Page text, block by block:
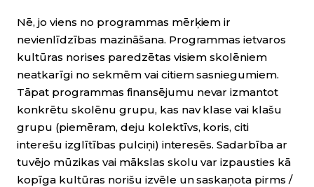
Nē, jo viens no programmas mērķiem ir
nevienlīdzības mazināšana. Programmas ietvaros
kultūras norises paredzētas visiem skolēniem
neatkarīgi no sekmēm vai citiem sasniegumiem.
Tāpat programmas finansējumu nevar izmantot
konkrētu skolēnu grupu, kas nav klase vai klašu
grupu (piemēram, deju kolektīvs, koris, citi
interešu izglītības pulciņi) interesēs. Sadarbība ar
tuvējo mūzikas vai mākslas skolu var izpausties kā
kopīga kultūras norišu izvēle un saskaņota pirms /